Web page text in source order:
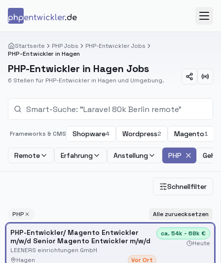
phpentwickler.de
Startseite PHP Jobs
PHP-Entwickler Jobs
PHP-Entwickler in Hagen
PHP-Entwickler in Hagen Jobs
6 Stellen für PHP-Entwickler in Hagen und Umgebung.
Frameworks & CMS Shopware4 Wordpress2 Magento1
Remote Erfahrung Anstellung PHP
Schnellfilter
PHP Alle zuruecksetzen
PHP-Entwickler/ Magento Entwickler
m/w/d Senior Magento Entwickler m/w/d
LEENERS einrichtungen GmbH
Hagen
Vor Ort
ca. 54k - 68k €
Heute